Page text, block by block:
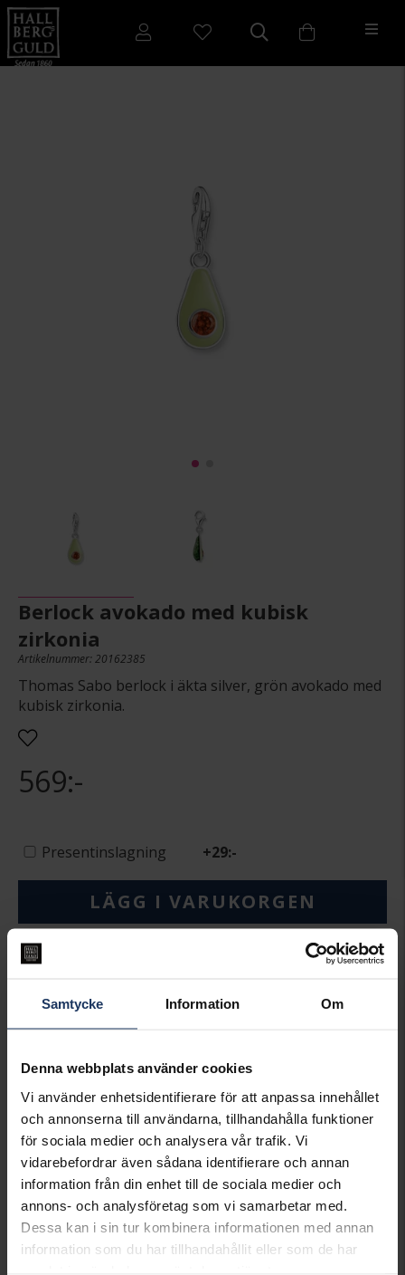
Samtycke Information Om
Denna webbplats använder cookies
Vi använder enhetsidentifierare för att anpassa innehållet
och annonserna till användarna, tillhandahålla funktioner
för sociala medier och analysera vår trafik. Vi
vidarebefordrar även sådana identifierare och annan
information från din enhet till de sociala medier och
annons- och analysföretag som vi samarbetar med.
Dessa kan i sin tur kombinera informationen med annan
information som du har tillhandahållit eller som de har
Berlock avokado med kubisk
zirkonia
Artikelnummer: 20162385
Thomas Sabo berlock i äkta silver, grön avokado med
kubisk zirkonia.
569:-
Presentinslagning +29:-
LÄGG I VARUKORGEN
Lagervara.
Leveranstid 2-5 arbetsdagar.
MODELL
2214-691-7
MATERIAL
Silver
STEN/PÄRLA
Kubisk Zirkonia
Matchande produkter och andra varianter